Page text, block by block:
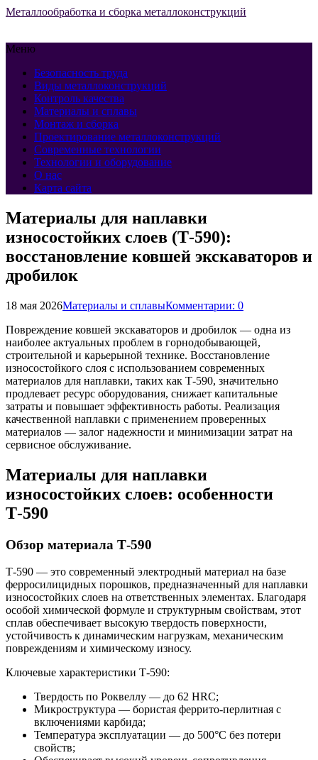
Металлообработка и сборка металлоконструкций
Меню
Безопасность труда
Виды металлоконструкций
Контроль качества
Материалы и сплавы
Монтаж и сборка
Проектирование металлоконструкций
Современные технологии
Технологии и оборудование
О нас
Карта сайта
Материалы для наплавки
износостойких слоев (Т-590):
восстановление ковшей экскаваторов и
дробилок
18 мая 2026Материалы и сплавыКомментарии: 0
Повреждение ковшей экскаваторов и дробилок — одна из
наиболее актуальных проблем в горнодобывающей,
строительной и карьерыной технике. Восстановление
износостойкого слоя с использованием современных
материалов для наплавки, таких как Т-590, значительно
продлевает ресурс оборудования, снижает капитальные
затраты и повышает эффективность работы. Реализация
качественной наплавки с применением проверенных
материалов — залог надежности и минимизации затрат на
сервисное обслуживание.
Материалы для наплавки
износостойких слоев: особенности
Т-590
Обзор материала Т-590
Т-590 — это современный электродный материал на базе
ферросилицидных порошков, предназначенный для наплавки
износостойких слоев на ответственных элементах. Благодаря
особой химической формуле и структурным свойствам, этот
сплав обеспечивает высокую твердость поверхности,
устойчивость к динамическим нагрузкам, механическим
повреждениям и химическому износу.
Ключевые характеристики Т-590:
Твердость по Роквеллу — до 62 HRC;
Микроструктура — бористая феррито-перлитная с
включениями карбида;
Температура эксплуатации — до 500°C без потери
свойств;